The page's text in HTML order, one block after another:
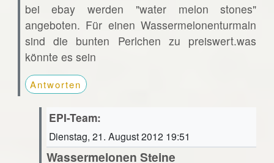
bei ebay werden "water melon stones"
angeboten. Für einen Wassermelonenturmaln
sind die bunten Perlchen zu preiswert.was
könnte es sein
Antworten
EPI-Team:
Dienstag, 21. August 2012 19:51
Wassermelonen Steine